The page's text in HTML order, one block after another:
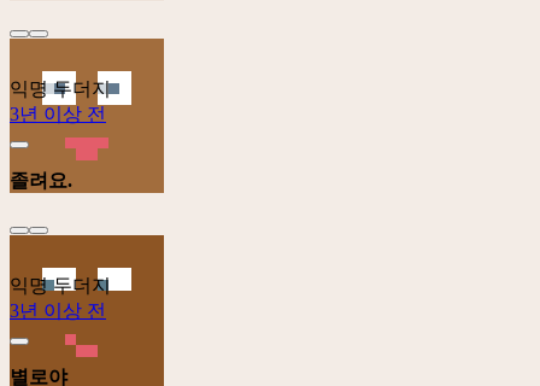
익명 두더지
3년 이상 전
졸려요.
익명 두더지
3년 이상 전
별로야